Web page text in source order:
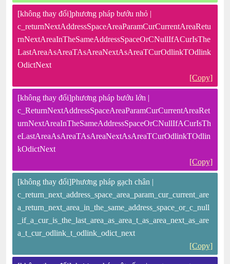
[không thay đổi]phương pháp bướu nhỏ |
c_returnNextAddressSpaceAreaParamCurCurrentAreaRetu
rnNextAreaInTheSameAddressSpaceOrCNullIfACurIsThe
LastAreaAsAreaTAsAreaNextAsAreaTCurOdlinkTOdlink
OdictNext
[Copy]
[không thay đổi]phương pháp bướu lớn |
c_ReturnNextAddressSpaceAreaParamCurCurrentAreaRet
urnNextAreaInTheSameAddressSpaceOrCNullIfACurIsTh
eLastAreaAsAreaTAsAreaNextAsAreaTCurOdlinkTOdlin
kOdictNext
[Copy]
[không thay đổi]Phương pháp gạch chân |
c_return_next_address_space_area_param_cur_current_are
a_return_next_area_in_the_same_address_space_or_c_null
_if_a_cur_is_the_last_area_as_area_t_as_area_next_as_are
a_t_cur_odlink_t_odlink_odict_next
[Copy]